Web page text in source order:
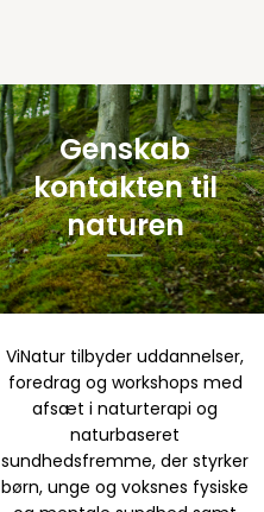
Genskab
kontakten til
naturen
ViNatur tilbyder uddannelser,
foredrag og workshops med
afsæt i naturterapi og
naturbaseret
sundhedsfremme, der styrker
børn, unge og voksnes fysiske